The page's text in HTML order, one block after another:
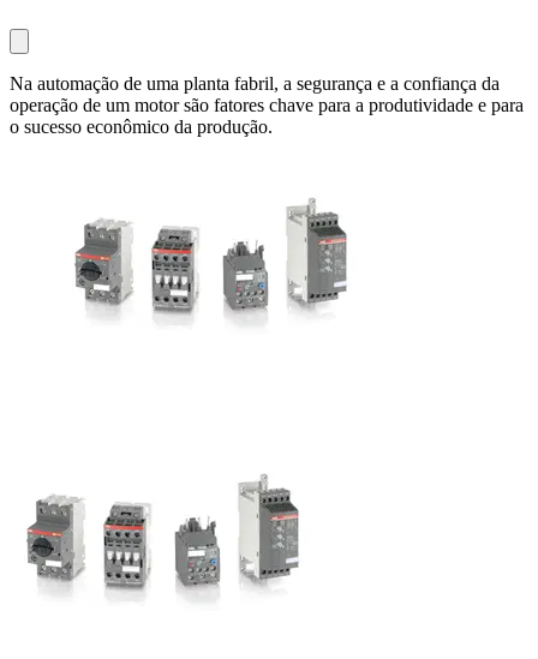
Na automação de uma planta fabril, a segurança e a confiança da
operação de um motor são fatores chave para a produtividade e para
o sucesso econômico da produção.